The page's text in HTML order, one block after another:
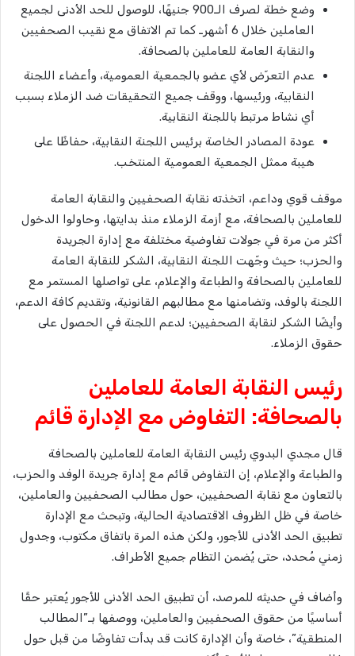
وضع خطة لصرف الـ900 جنيهًا، للوصول للحد الأدنى لجميع
العاملين خلال 6 أشهرـ كما تم الاتفاق مع نقيب الصحفيين
والنقابة العامة للعاملين بالصحافة.
عدم التعرّض لأي عضو بالجمعية العمومية، وأعضاء اللجنة
النقابية، ورئيسها، ووقف جميع التحقيقات ضد الزملاء بسبب
أي نشاط مرتبط باللجنة النقابية.
عودة المصادر الخاصة برئيس اللجنة النقابية، حفاظًا على
هيبة ممثل الجمعية العمومية المنتخب.
موقف قوي وداعم، اتخذته نقابة الصحفيين والنقابة العامة
للعاملين بالصحافة، مع أزمة الزملاء منذ بدايتها، وحاولوا الدخول
أكثر من مرة في جولات تفاوضية مختلفة مع إدارة الجريدة
والحزب؛ حيث وجّهت اللجنة النقابية، الشكر للنقابة العامة
للعاملين بالصحافة والطباعة والإعلام، على تواصلها المستمر مع
اللجنة بالوفد، وتضامنها مع مطالبهم القانونية، وتقديم كافة الدعم،
وأيضًا الشكر لنقابة الصحفيين؛ لدعم اللجنة في الحصول على
حقوق الزملاء.
رئيس النقابة العامة للعاملين
بالصحافة: التفاوض مع الإدارة قائم
قال مجدي البدوي رئيس النقابة العامة للعاملين بالصحافة
والطباعة والإعلام، إن التفاوض قائم مع إدارة جريدة الوفد والحزب،
بالتعاون مع نقابة الصحفيين، حول مطالب الصحفيين والعاملين،
خاصة في ظل الظروف الاقتصادية الحالية، وتبحث مع الإدارة
تطبيق الحد الأدنى للأجور، ولكن هذه المرة باتفاق مكتوب، وجدول
زمني مُحدد، حتى يُضمن التظام جميع الأطراف.
وأضاف في حديثه للمرصد، أن تطبيق الحد الأدنى للأجور يُعتبر حقًا
أساسيًا من حقوق الصحفيين والعاملين، ووصفها بـ”المطالب
المنطقية”، خاصة وأن الإدارة كانت قد بدأت تفاوضًا من قبل حول